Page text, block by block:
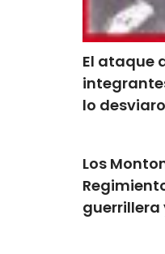
El ataque
lo
Los
guerrillera